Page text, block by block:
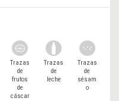
Trazas
de
frutos
de
cáscar
Trazas
de
leche
Trazas
de
sésam
o